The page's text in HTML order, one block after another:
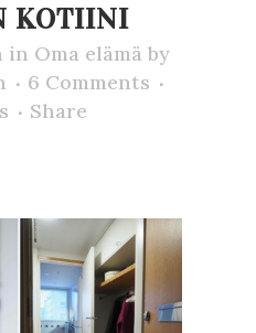
KOTIINI
in Oma elämä by
6 Comments
Share